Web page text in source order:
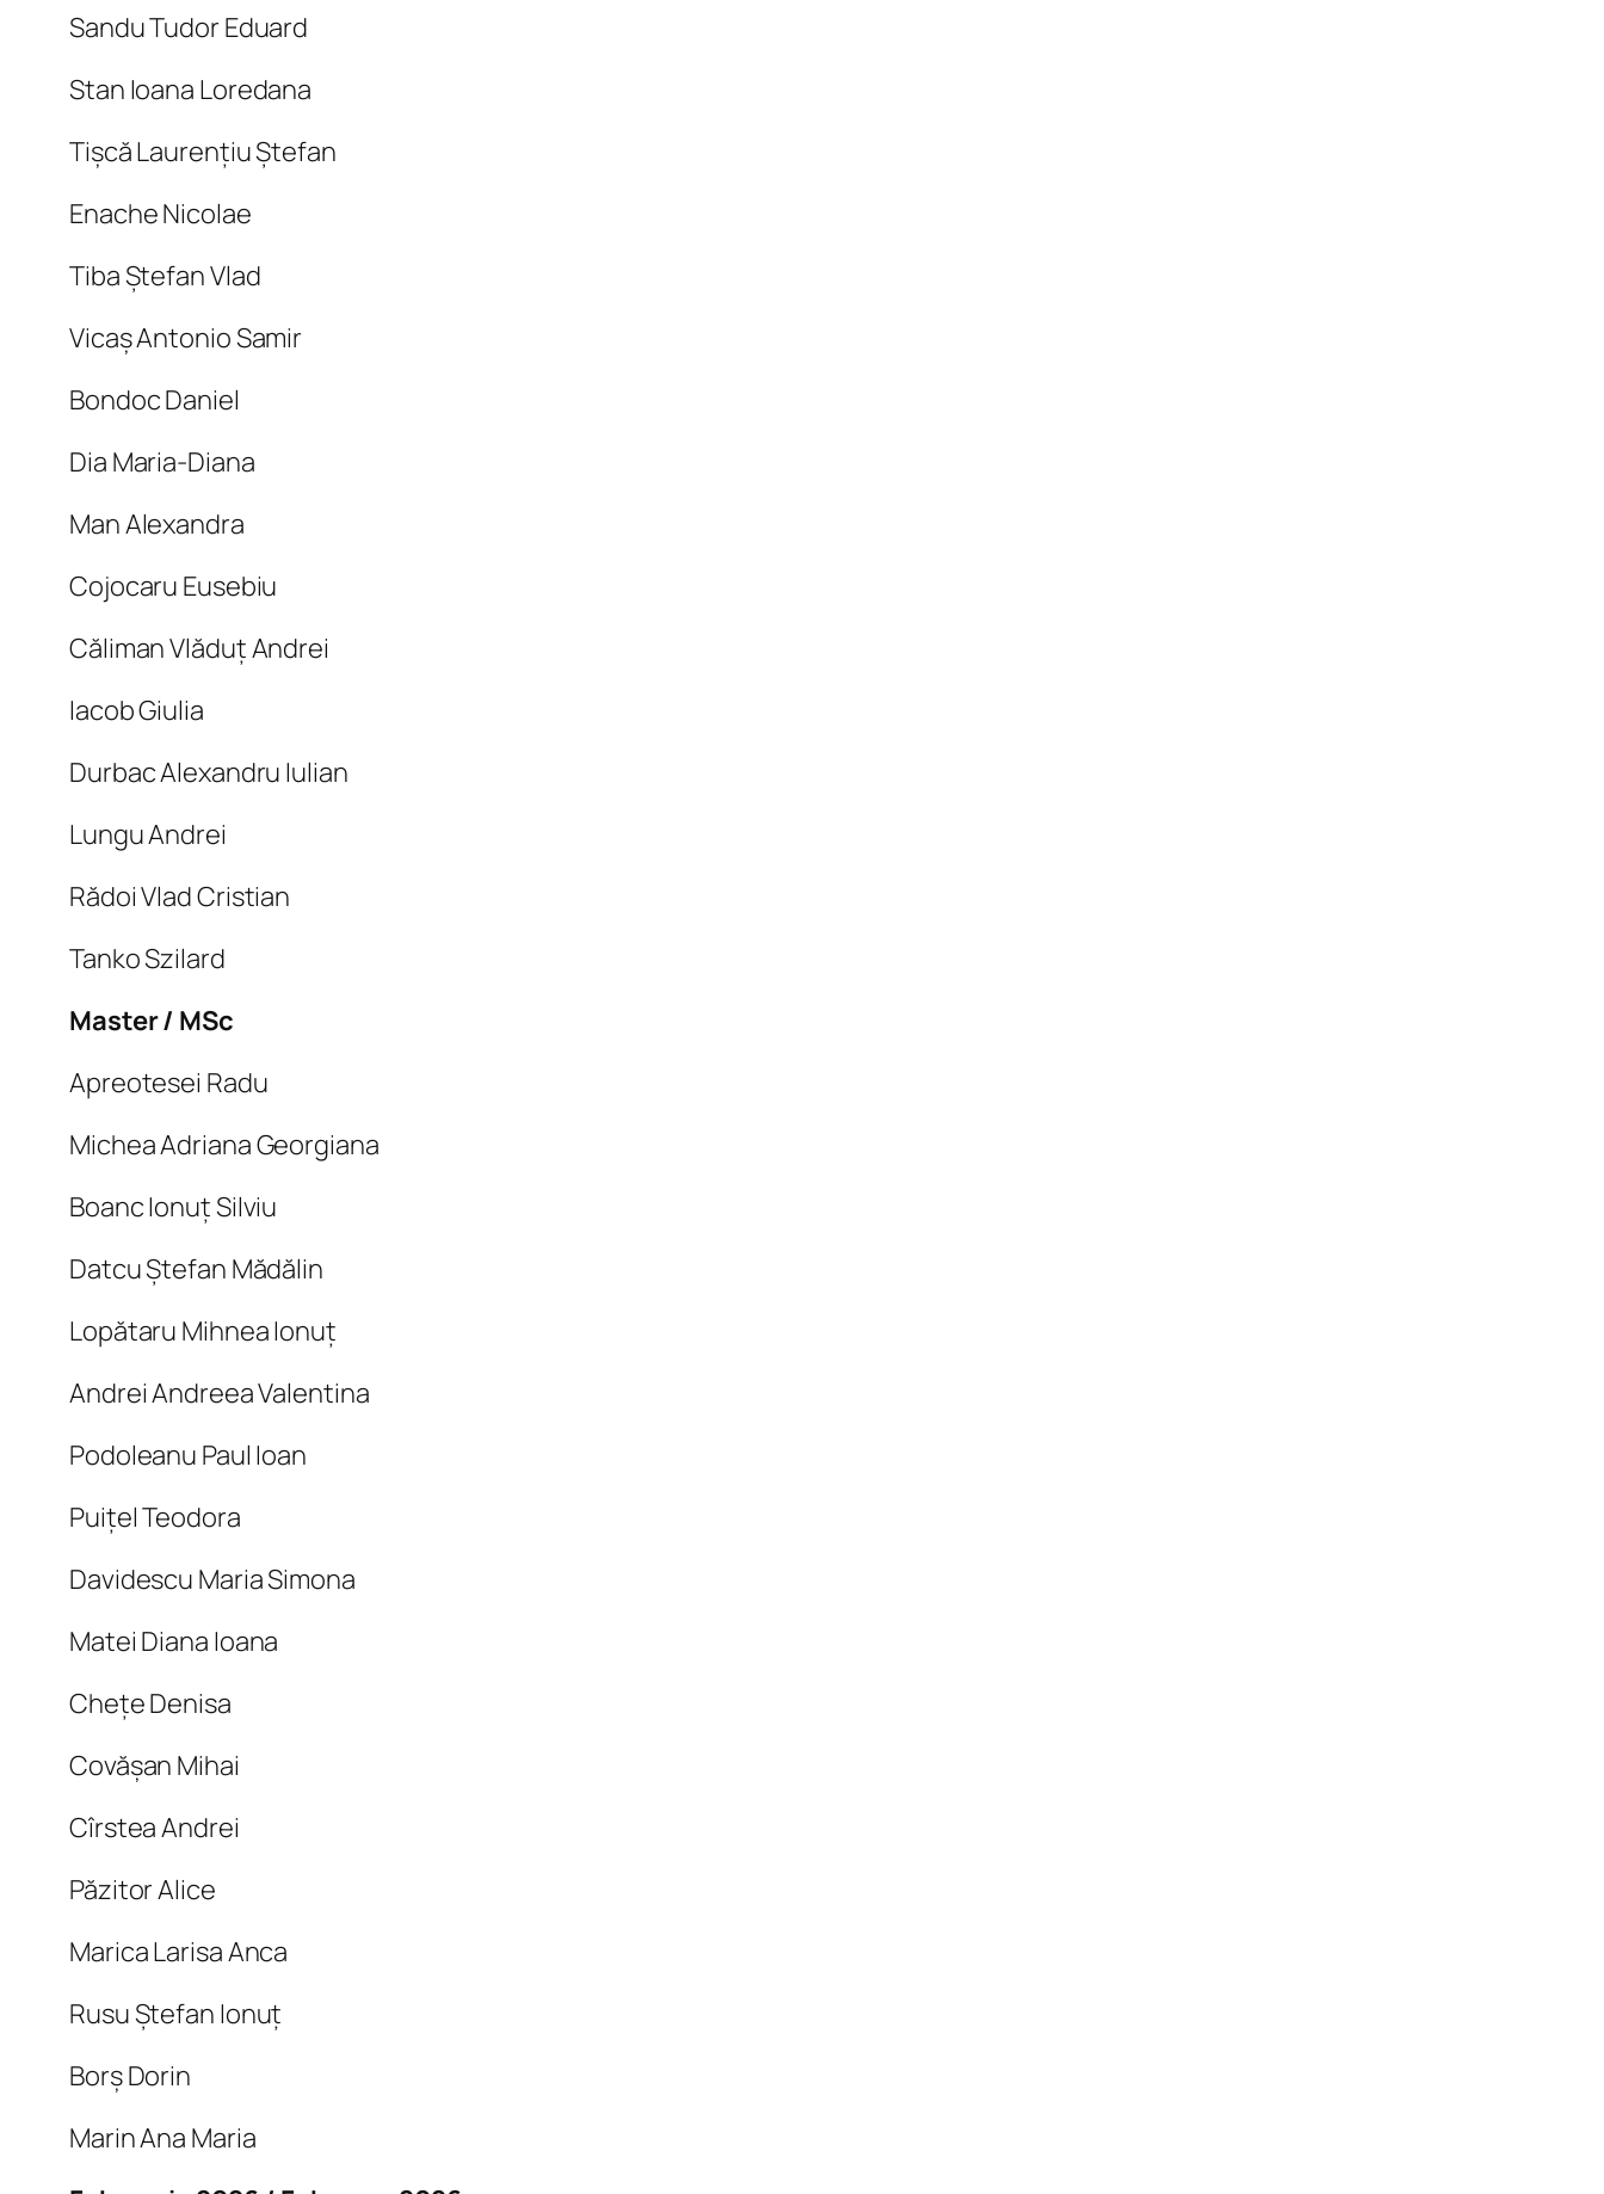
Sandu Tudor Eduard
Stan Ioana Loredana
Tișcă Laurențiu Ștefan
Enache Nicolae
Tiba Ștefan Vlad
Vicaș Antonio Samir
Bondoc Daniel
Dia Maria-Diana
Man Alexandra
Cojocaru Eusebiu
Căliman Vlăduț Andrei
Iacob Giulia
Durbac Alexandru Iulian
Lungu Andrei
Rădoi Vlad Cristian
Tanko Szilard
Master / MSc
Apreotesei Radu
Michea Adriana Georgiana
Boanc Ionuț Silviu
Datcu Ștefan Mădălin
Lopătaru Mihnea Ionuț
Andrei Andreea Valentina
Podoleanu Paul Ioan
Puițel Teodora
Davidescu Maria Simona
Matei Diana Ioana
Chețe Denisa
Covășan Mihai
Cîrstea Andrei
Păzitor Alice
Marica Larisa Anca
Rusu Ștefan Ionuț
Borș Dorin
Marin Ana Maria